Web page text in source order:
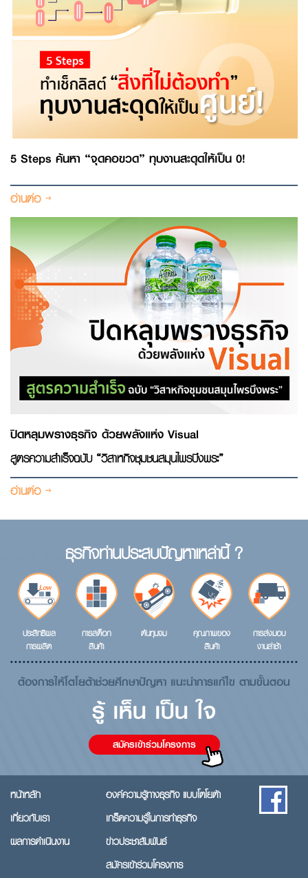
5 Steps ค้นหา “จุดคอขวด” ทุบงานสะดุดให้เป็น 0!
อ่านต่อ
ปิดหลุมพรางธุรกิจ ด้วยพลังแห่ง Visual
สูตรความสำเร็จฉบับ “วิสาหกิจชุมชนสมุนไพรบึงพระ”
อ่านต่อ
ธุรกิจท่านประสบปัญหาเหล่านี้ ?
ประสิทธิผล
การผลิต
การสต็อก
สินค้า
ต้นทุนจม
คุณภาพของ
สินค้า
การส่งมอบ
งานล่าช้า
ต้องการให้โตโยต้าช่วยศึกษาปัญหา แนะนำการแก้ไข ตามขั้นตอน
รู้ เห็น เป็น ใจ
สมัครเข้าร่วมโครงการ
หน้าหลัก
เกี่ยวกับเรา
ผลการดำเนินงาน
องค์ความรู้ทางธุรกิจ แบบโตโยต้า
เกร็ดความรู้ในการทำธุรกิจ
ข่าวประชาสัมพันธ์
สมัครเข้าร่วมโครงการ